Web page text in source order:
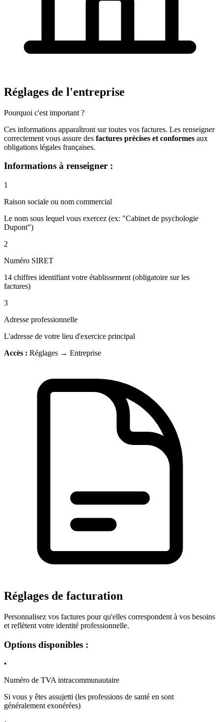
Réglages de l'entreprise
Pourquoi c'est important ?
Ces informations apparaîtront sur toutes vos factures. Les renseigner
correctement vous assure des factures précises et conformes aux
obligations légales françaises.
Informations à renseigner :
1
Raison sociale ou nom commercial
Le nom sous lequel vous exercez (ex: "Cabinet de psychologie
Dupont")
2
Numéro SIRET
14 chiffres identifiant votre établissement (obligatoire sur les
factures)
3
Adresse professionnelle
L'adresse de votre lieu d'exercice principal
Accès : Réglages → Entreprise
Réglages de facturation
Personnalisez vos factures pour qu'elles correspondent à vos besoins
et reflètent votre identité professionnelle.
Options disponibles :
•
Numéro de TVA intracommunautaire
Si vous y êtes assujetti (les professions de santé en sont
généralement exonérées)